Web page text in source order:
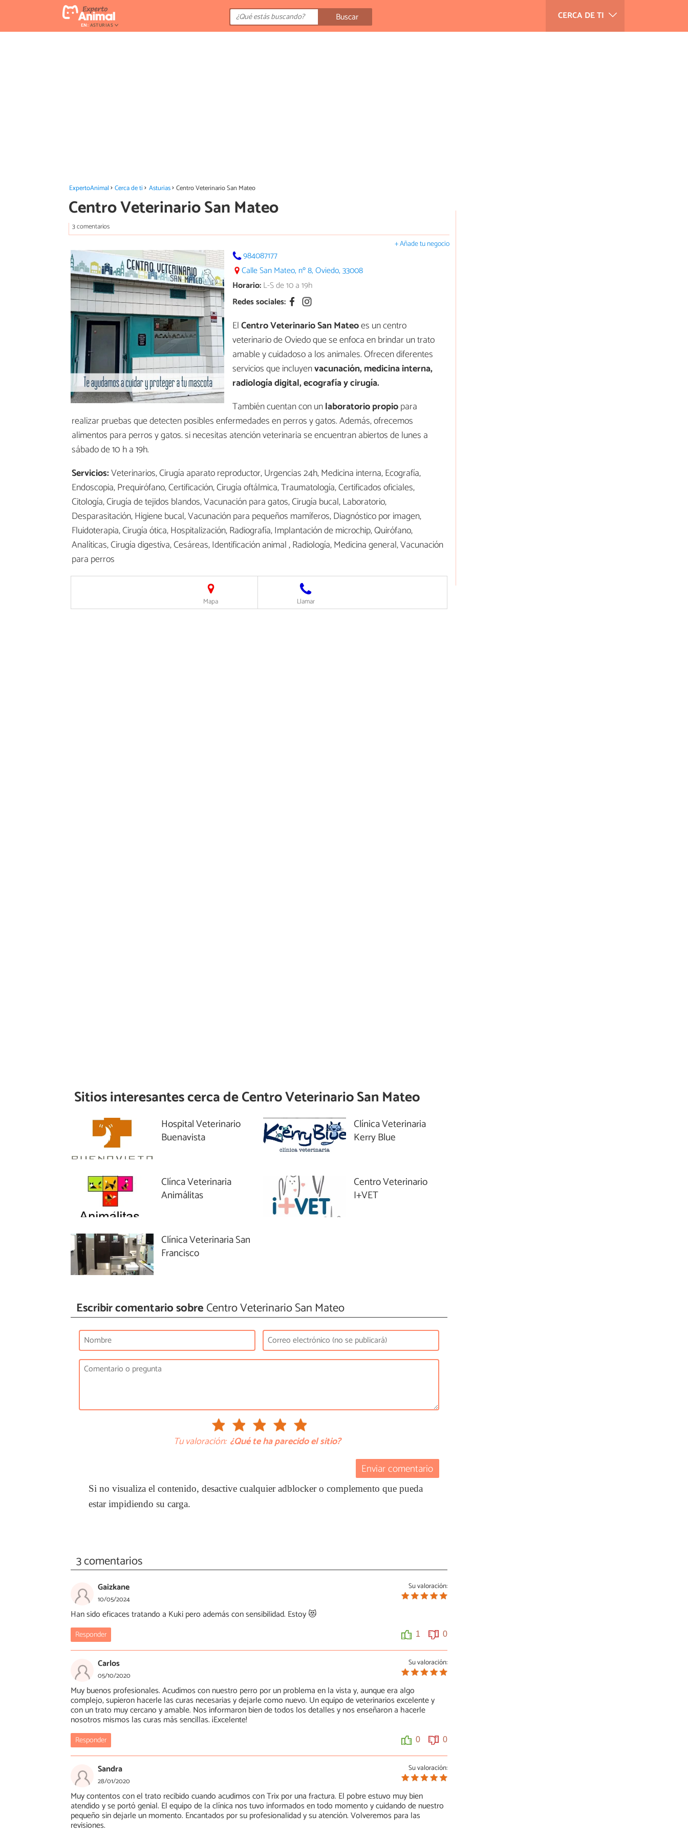
CERCA DE TI
EN: ASTURIAS
Buscar
ExpertoAnimal Cerca de ti Asturias Centro Veterinario San Mateo
Centro Veterinario San Mateo
3 comentarios
+ Añade tu negocio
984087177
Calle San Mateo, nº 8, Oviedo, 33008
Horario:L-S de 10 a 19h
Redes sociales:
ElCentro Veterinario San Mateoes un centro
veterinario de Oviedo que se enfoca en brindar un trato
amable y cuidadoso a los animales. Ofrecen diferentes
servicios que incluyenvacunación, medicina interna,
radiología digital, ecografía y cirugía.
También cuentan con unlaboratorio propiopara
realizar pruebas que detecten posibles enfermedades en perros y gatos. Además, ofrecemos
alimentos para perros y gatos. si necesitas atención veterinaria se encuentran abiertos de lunes a
sábado de 10 h a 19h.
Servicios:Veterinarios, Cirugía aparato reproductor, Urgencias 24h, Medicina interna, Ecografía,
Endoscopia, Prequirófano, Certificación, Cirugía oftálmica, Traumatología, Certificados oficiales,
Citología, Cirugía de tejidos blandos, Vacunación para gatos, Cirugía bucal, Laboratorio,
Desparasitación, Higiene bucal, Vacunación para pequeños mamíferos, Diagnóstico por imagen,
Fluidoterapia, Cirugía ótica, Hospitalización, Radiografía, Implantación de microchip, Quirófano,
Analíticas, Cirugía digestiva, Cesáreas, Identificación animal , Radiología, Medicina general, Vacunación
para perros
Mapa Llamar
Sitios interesantes cerca deCentro Veterinario San Mateo
Hospital Veterinario
Buenavista
Clínica Veterinaria
Kerry Blue
Clínca Veterinaria
Animálitas
Centro Veterinario
I+VET
Clínica Veterinaria San
Francisco
Escribir comentario sobreCentro Veterinario San Mateo
Tu valoración: ¿Qué te ha parecido el sitio?
Enviar comentario
Si no visualiza el contenido, desactive cualquier adblocker o complemento que pueda
estar impidiendo su carga.
3 comentarios
Su valoración:
Gaizkane
10/05/2024
Han sido eficaces tratando a Kuki pero además con sensibilidad. Estoy 😻
Responder 1 0
Su valoración:
Carlos
05/10/2020
Muy buenos profesionales. Acudimos con nuestro perro por un problema en la vista y, aunque era algo
complejo, supieron hacerle las curas necesarias y dejarle como nuevo. Un equipo de veterinarios excelente y
con un trato muy cercano y amable. Nos informaron bien de todos los detalles y nos enseñaron a hacerle
nosotros mismos las curas más sencillas. ¡Excelente!
Responder 0 0
Su valoración:
Sandra
28/01/2020
Muy contentos con el trato recibido cuando acudimos con Trix por una fractura. El pobre estuvo muy bien
atendido y se portó genial. El equipo de la clínica nos tuvo informados en todo momento y cuidando de nuestro
pequeño sin dejarle un momento. Encantados por su profesionalidad y su atención. Volveremos para las
revisiones.